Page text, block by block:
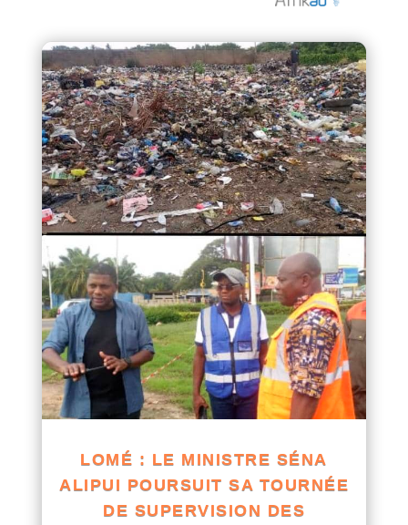
LOMÉ : LE MINISTRE SÉNA
ALIPUI POURSUIT SA TOURNÉE
DE SUPERVISION DES